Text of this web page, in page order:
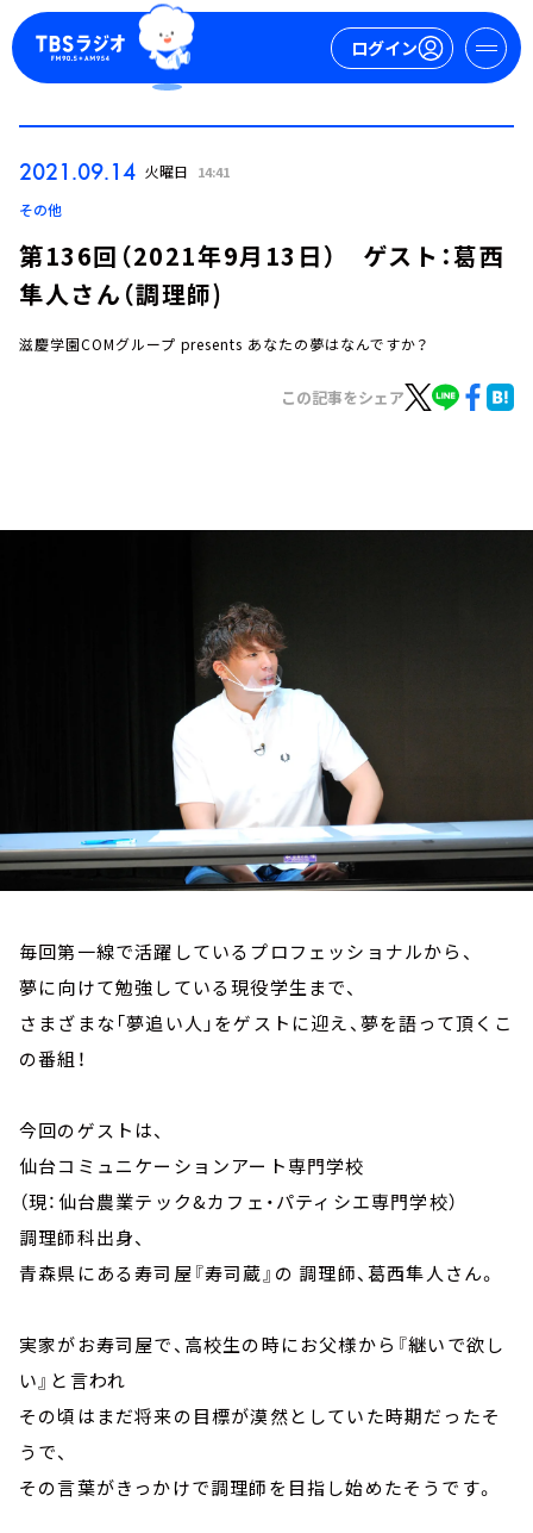
ログイン
2021.09.14 火曜日 14:41
その他
第136回（2021年9月13日） ゲスト：葛西
隼人さん（調理師)
滋慶学園COMグループ presents あなたの夢はなんですか？
この記事をシェア
毎回第一線で活躍しているプロフェッショナルから、
夢に向けて勉強している現役学生まで、
さまざまな「夢追い人」をゲストに迎え、夢を語って頂くこ
の番組！
今回のゲストは、
仙台コミュニケーションアート専門学校
（現：仙台農業テック&カフェ・パティシエ専門学校）
調理師科出身、
青森県にある寿司屋『寿司蔵』の 調理師、葛西隼人さん。
実家がお寿司屋で、高校生の時にお父様から『継いで欲し
い』と言われ
その頃はまだ将来の目標が漠然としていた時期だったそ
うで、
その言葉がきっかけで調理師を目指し始めたそうです。